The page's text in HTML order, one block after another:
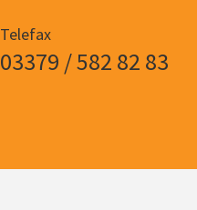
Telefax
03379 / 582 82 83